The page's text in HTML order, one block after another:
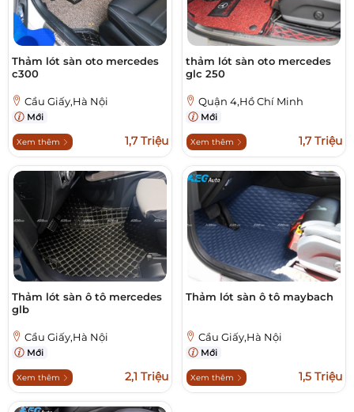
Thảm lót sàn oto mercedes
c300
Cầu Giấy,Hà Nội
Mới
Xem thêm 1,7 Triệu
thảm lót sàn oto mercedes
glc 250
Quận 4,Hồ Chí Minh
Mới
Xem thêm 1,7 Triệu
Thảm lót sàn ô tô mercedes
glb
Cầu Giấy,Hà Nội
Mới
Xem thêm 2,1 Triệu
Thảm lót sàn ô tô maybach
Cầu Giấy,Hà Nội
Mới
Xem thêm 1,5 Triệu